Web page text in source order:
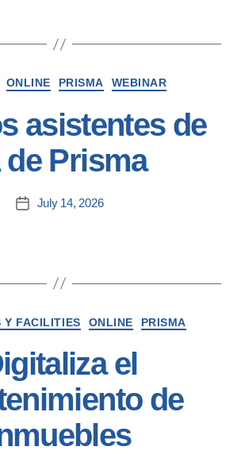
ONLINE PRISMA WEBINAR
asistentes de
de Prisma
July 14, 2026
Y FACILITIES ONLINE PRISMA
el
de